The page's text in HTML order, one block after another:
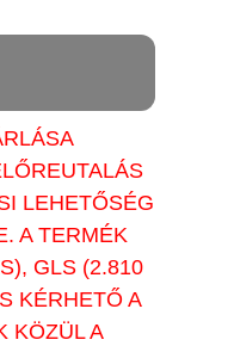
LEHETŐSÉG
A TERMÉK
GLS (2.810
KÉRHETŐ A
KÖZÜL A